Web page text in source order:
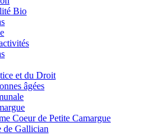
Bio
et du Droit
âgées
Coeur de Petite Camargue
de Gallician